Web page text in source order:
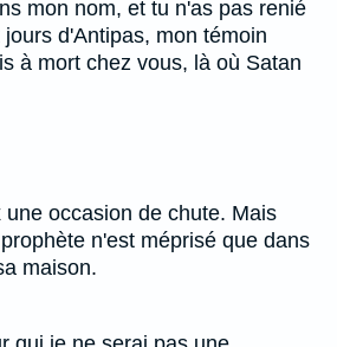
mon nom, et tu n'as pas renié
d'Antipas, mon témoin
à mort chez vous, là où Satan
occasion de chute. Mais
n'est méprisé que dans
maison.